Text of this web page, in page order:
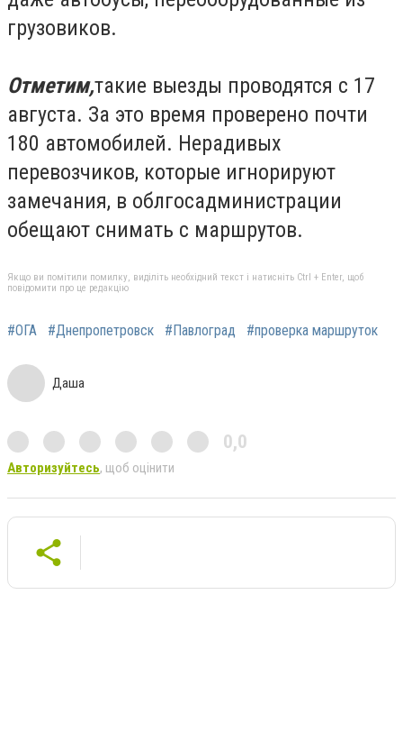
грузовиков.
Отметим,такие выезды проводятся с 17
августа. За это время проверено почти
180 автомобилей. Нерадивых
перевозчиков, которые игнорируют
замечания, в облгосадминистрации
обещают снимать с маршрутов.
Якщо ви помітили помилку, виділіть необхідний текст і натисніть Ctrl + Enter, щоб
повідомити про це редакцію
#ОГА #Днепропетровск #Павлоград #проверка маршруток
Даша
0,0
Авторизуйтесь, щоб оцінити